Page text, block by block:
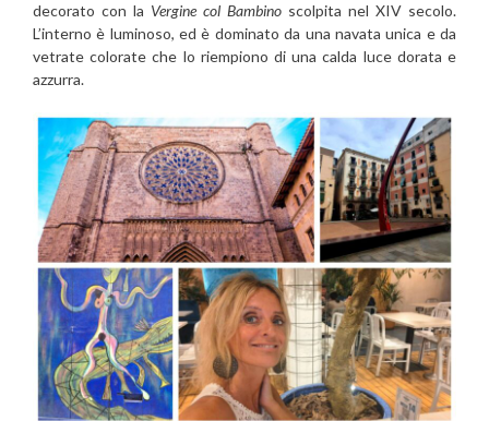
decorato con la Vergine col Bambino scolpita nel XIV secolo.
L’interno è luminoso, ed è dominato da una navata unica e da
vetrate colorate che lo riempiono di una calda luce dorata e
azzurra.